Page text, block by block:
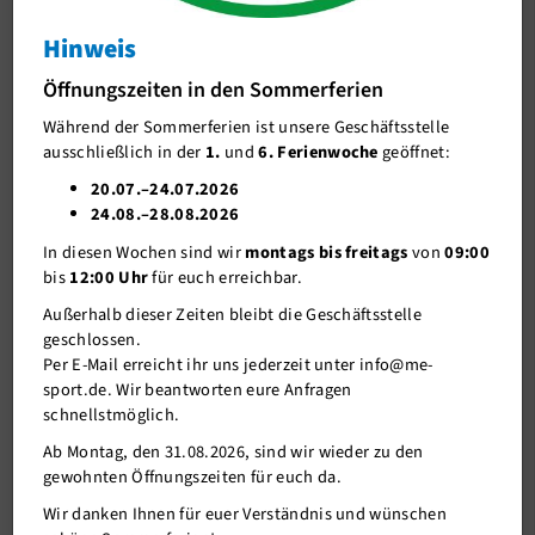
Info
Kursänderungen Woche (Di 19.04.- So 24.04.)
16.04.2022
J-Team
Stellenangebote
Förderverein me-sport e.V.
Mitgliederservice
Verantwortung
Hinweis
Öffnungszeiten in den Sommerferien
Während der Sommerferien ist unsere Geschäftsstelle
ausschließlich in der 1. und6. Ferienwochegeöffnet:
20.07.–24.07.2026
24.08.–28.08.2026
In diesen Wochen sind wirmontags bis freitagsvon09:00
bis12:00 Uhrfür euch erreichbar.
Außerhalb dieser Zeiten bleibt die Geschäftsstelle
geschlossen.
Per E-Mail erreicht ihr uns jederzeit unter info@me-
sport.de. Wir beantworten eure Anfragen
schnellstmöglich.
Ab Montag, den 31.08.2026, sind wir wieder zu den
gewohnten Öffnungszeiten für euch da.
Wir danken Ihnen für euer Verständnis und wünschen